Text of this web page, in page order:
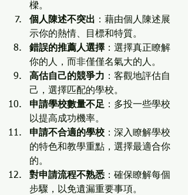
樑。
個人陳述不突出 ：藉由個人陳述展
示你的熱情、目標和特質。
錯誤的推薦人選擇 ：選擇真正瞭解
你的人，而非僅僅名氣大的人。
高估自己的競爭力
：客觀地評估自
己，選擇匹配的學校。
申請學校數量不足 ：多投一些學校
以提高成功機率。
申請不合適的學校 ：深入瞭解學校
的特色和教學重點，選擇最適合你
的。
對申請流程不熟悉 ：確保瞭解每個
步驟，以免遺漏重要事項。